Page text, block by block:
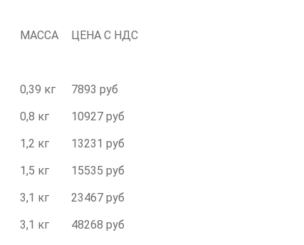
МАССА
ЦЕНА С НДС
0,39 кг
7893 руб
0,8 кг
10927 руб
1,2 кг
13231 руб
1,5 кг
15535 руб
3,1 кг
23467 руб
3,1 кг
48268 руб